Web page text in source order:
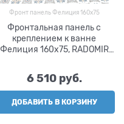
Фронт панель Фелиция 160х75
Фронтальная панель с
креплением к ванне
Фелиция 160х75, RADOMIR
6 510 руб.
ДОБАВИТЬ В КОРЗИНУ